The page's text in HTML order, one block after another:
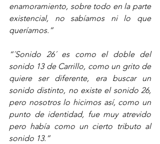
enamoramiento, sobre todo en la parte
existencial, no sabíamos ni lo que
queríamos.”
“´Sonido 26´ es como el doble del
sonido 13 de Carrillo, como un grito de
quiere ser diferente, era buscar un
sonido distinto, no existe el sonido 26,
pero nosotros lo hicimos así, como un
punto de identidad, fue muy atrevido
pero había como un cierto tributo al
sonido 13.”